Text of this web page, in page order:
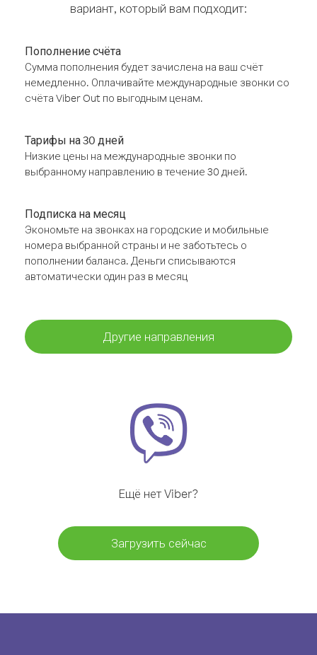
вариант, который вам подходит:
Пополнение счёта
Сумма пополнения будет зачислена на ваш счёт
немедленно. Оплачивайте международные звонки со
счёта Viber Out по выгодным ценам.
Тарифы на 30 дней
Низкие цены на международные звонки по
выбранному направлению в течение 30 дней.
Подписка на месяц
Экономьте на звонках на городские и мобильные
номера выбранной страны и не заботьтесь о
пополнении баланса. Деньги списываются
автоматически один раз в месяц
Другие направления
Ещё нет Viber?
Загрузить сейчас